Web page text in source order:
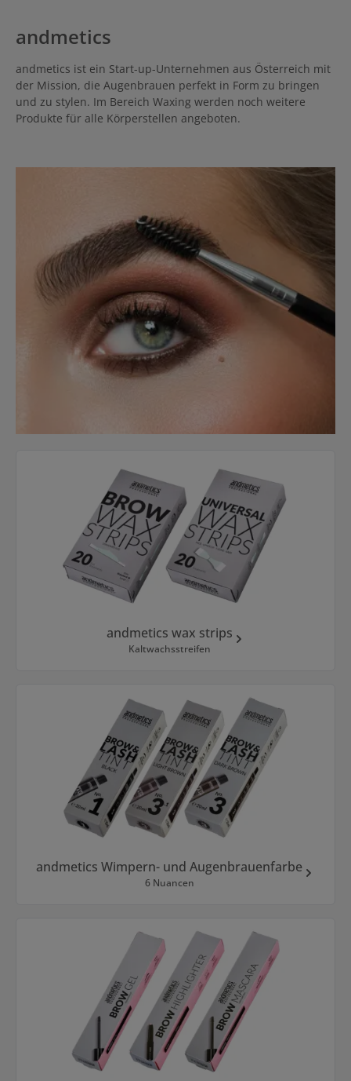
andmetics
andmetics ist ein Start-up-Unternehmen aus Österreich mit
der Mission, die Augenbrauen perfekt in Form zu bringen
und zu stylen. Im Bereich Waxing werden noch weitere
Produkte für alle Körperstellen angeboten.
andmetics wax strips
Kaltwachsstreifen
andmetics Wimpern- und Augenbrauenfarbe
6 Nuancen